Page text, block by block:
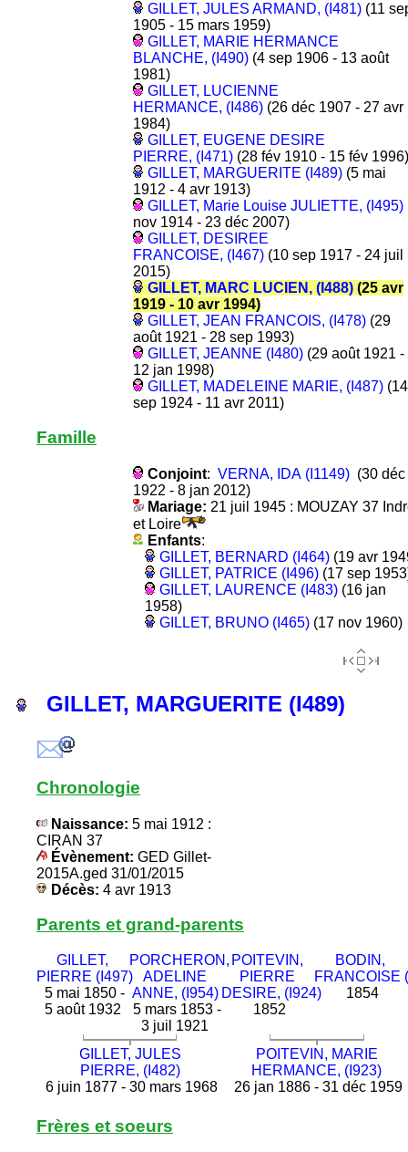
GILLET, JULES ARMAND, (I481)(11
1905 - 15 mars 1959)
GILLET, MARIE HERMANCE
BLANCHE, (I490)(4 sep 1906 - 13 août
1981)
GILLET, LUCIENNE
HERMANCE, (I486)(26 déc 1907 - 27 avr
1984)
GILLET, EUGENE DESIRE
PIERRE, (I471)(28 fév 1910 - 15 fév 1996)
GILLET, MARGUERITE (I489)(5 mai
1912 - 4 avr 1913)
GILLET, Marie Louise JULIETTE, (I495)
nov 1914 - 23 déc 2007)
GILLET, DESIREE
FRANCOISE, (I467)(10 sep 1917 - 24 juil
2015)
GILLET, MARC LUCIEN, (I488)(25 avr
1919 - 10 avr 1994)
GILLET, JEAN FRANCOIS, (I478)(29
août 1921 - 28 sep 1993)
GILLET, JEANNE (I480)(29 août 1921 -
12 jan 1998)
GILLET, MADELEINE MARIE, (I487)(14
sep 1924 - 11 avr 2011)
Famille
Conjoint: VERNA, IDA (I1149)(30 déc
1922 - 8 jan 2012)
Mariage: 21 juil 1945 : MOUZAY 37
et Loire
Enfants:
GILLET, BERNARD (I464)(19 avr
GILLET, PATRICE (I496)(17 sep
GILLET, LAURENCE (I483)(16 jan
1958)
GILLET, BRUNO (I465)(17 nov 1960)
GILLET, MARGUERITE (I489)
Chronologie
Naissance: 5 mai 1912 :
CIRAN 37
Évènement: GED Gillet-
2015A.ged 31/01/2015
Décès: 4 avr 1913
Parents et grand-parents
GILLET,
PIERRE (I497)
5 mai 1850 -
5 août 1932
PORCHERON,
ADELINE
ANNE, (I954)
5 mars 1853 -
3 juil 1921
POITEVIN,
PIERRE
DESIRE, (I924)
1852
BODIN,
FRANCOISE
1854
GILLET, JULES
PIERRE, (I482)
6 juin 1877 - 30 mars 1968
POITEVIN, MARIE
HERMANCE, (I923)
26 jan 1886 - 31 déc 1959
Frères et soeurs